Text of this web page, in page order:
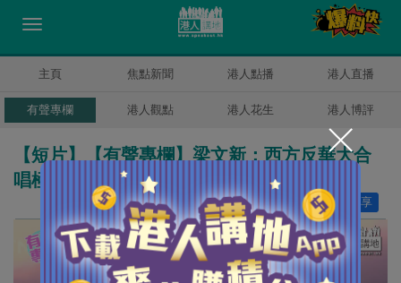
主頁 焦點新聞 港人點播 港人直播
有聲專欄 港人觀點 港人花生 港人博評
【短片】【有聲專欄】梁文新：西方反華大合
唱極虛偽 美國才是秩序破壞者
分享
讚好 21